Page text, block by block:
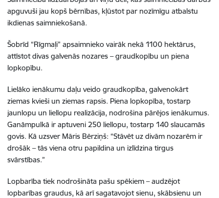
apguvuši jau kopš bērnības, kļūstot par nozīmīgu atbalstu
ikdienas saimniekošanā.
Šobrīd “Rīgmaļi” apsaimnieko vairāk nekā 1100 hektārus,
attīstot divas galvenās nozares – graudkopību un piena
lopkopību.
Lielāko ienākumu daļu veido graudkopība, galvenokārt
ziemas kvieši un ziemas rapsis. Piena lopkopība, tostarp
jaunlopu un liellopu realizācija, nodrošina pārējos ienākumus.
Ganāmpulkā ir aptuveni 250 liellopu, tostarp 140 slaucamās
govis. Kā uzsver Māris Bērziņš: “Stāvēt uz divām nozarēm ir
drošāk – tās viena otru papildina un izlīdzina tirgus
svārstības.”
Lopbarība tiek nodrošināta pašu spēkiem – audzējot
lopbarības graudus, kā arī sagatavojot sienu, skābsienu un